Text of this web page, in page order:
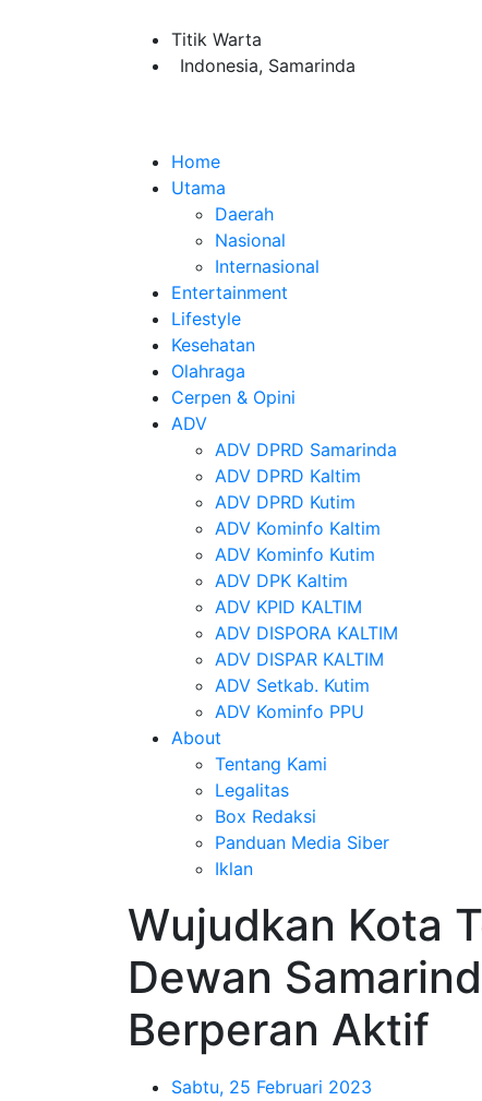
Titik Warta
Indonesia, Samarinda
Home
Utama
Daerah
Nasional
Internasional
Entertainment
Lifestyle
Kesehatan
Olahraga
Cerpen & Opini
ADV
ADV DPRD Samarinda
ADV DPRD Kaltim
ADV DPRD Kutim
ADV Kominfo Kaltim
ADV Kominfo Kutim
ADV DPK Kaltim
ADV KPID KALTIM
ADV DISPORA KALTIM
ADV DISPAR KALTIM
ADV Setkab. Kutim
ADV Kominfo PPU
About
Tentang Kami
Legalitas
Box Redaksi
Panduan Media Siber
Iklan
Wujudkan Kota
Dewan
Berperan Aktif
Sabtu, 25 Februari 2023